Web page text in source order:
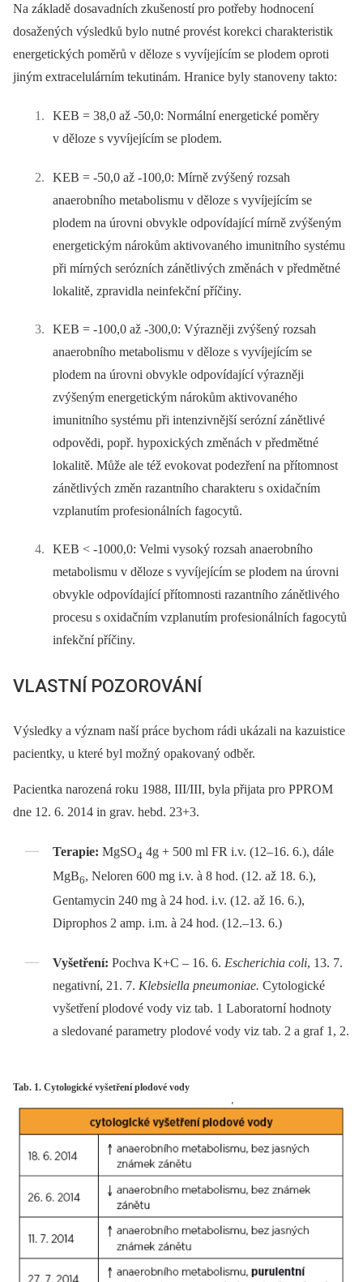
Na základě dosavadních zkušeností pro potřeby hodnocení
dosažených výsledků bylo nutné provést korekci charakteristik
energetických poměrů v děloze s vyvíjejícím se plodem oproti
jiným extracelulárním tekutinám. Hranice byly stanoveny takto:
KEB = 38,0 až -50,0: Normální energetické poměry
v děloze s vyvíjejícím se plodem.
KEB = -50,0 až -100,0: Mírně zvýšený rozsah
anaerobního metabolismu v děloze s vyvíjejícím se
plodem na úrovni obvykle odpovídající mírně zvýšeným
energetickým nárokům aktivovaného imunitního systému
při mírných serózních zánětlivých změnách v předmětné
lokalitě, zpravidla neinfekční příčiny.
KEB = -100,0 až -300,0: Výrazněji zvýšený rozsah
anaerobního metabolismu v děloze s vyvíjejícím se
plodem na úrovni obvykle odpovídající výrazněji
zvýšeným energetickým nárokům aktivovaného
imunitního systému při intenzivnější serózní zánětlivé
odpovědi, popř. hypoxických změnách v předmětné
lokalitě. Může ale též evokovat podezření na přítomnost
zánětlivých změn razantního charakteru s oxidačním
vzplanutím profesionálních fagocytů.
KEB < -1000,0: Velmi vysoký rozsah anaerobního
metabolismu v děloze s vyvíjejícím se plodem na úrovni
obvykle odpovídající přítomnosti razantního zánětlivého
procesu s oxidačním vzplanutím profesionálních fagocytů
infekční příčiny.
VLASTNÍ POZOROVÁNÍ
Výsledky a význam naší práce bychom rádi ukázali na kazuistice
pacientky, u které byl možný opakovaný odběr.
Pacientka narozená roku 1988, III/III, byla přijata pro PPROM
dne 12. 6. 2014 in grav. hebd. 23+3.
Terapie: MgSO4 4g + 500 ml FR i.v. (12–16. 6.), dále
MgB6, Neloren 600 mg i.v. à 8 hod. (12. až 18. 6.),
Gentamycin 240 mg à 24 hod. i.v. (12. až 16. 6.),
Diprophos 2 amp. i.m. à 24 hod. (12.–13. 6.)
Vyšetření:Pochva K+C –⁠ 16. 6. Escherichia coli, 13. 7.
negativní, 21. 7. Klebsiella pneumoniae.Cytologické
vyšetření plodové vody viz tab. 1 Laboratorní hodnoty
a sledované parametry plodové vody viz tab. 2 a graf 1, 2.
Tab. 1. Cytologické vyšetření plodové vody